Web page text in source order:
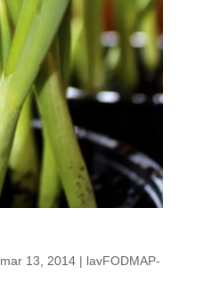
mar 13, 2014| lavFODMAP-